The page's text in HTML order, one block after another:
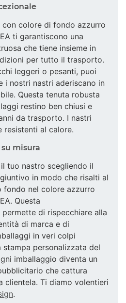
con colore di fondo azzurro
ti garantiscono una
che tiene insieme in
per tutto il trasporto.
leggeri o pesanti, puoi
i nostri nastri aderiscano in
Questa tenuta robusta
restino ben chiusi e
da trasporto. I nastri
resistenti al calore.
misura
tuo nastro scegliendo il
in modo che risalti al
fondo nel colore azzurro
Questa
di rispecchiare alla
di marca e di
in veri colpi
personalizzata del
imballaggio diventa un
che cattura
clientela. Ti diamo volentieri
.